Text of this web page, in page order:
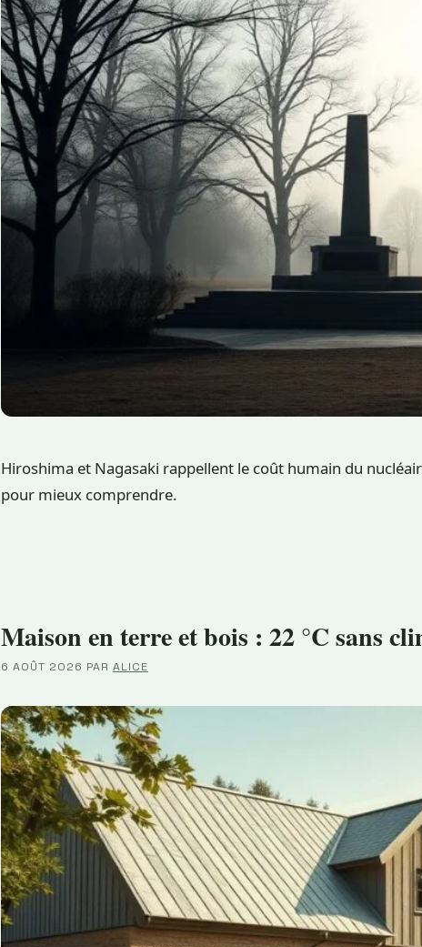
Hiroshima et Nagasaki rappellent le coût humain du
pour mieux comprendre.
Maison en terre et bois : 22 °C sans
6 AOÛT 2026 PAR ALICE